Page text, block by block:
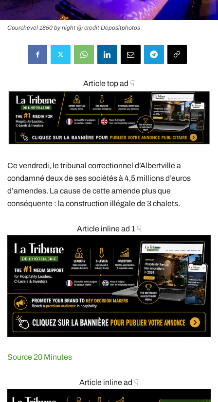
Courchevel 1850 by night @ credit Depositphotos
Article top ad ☟
Ce vendredi, le tribunal correctionnel d’Albertville a
condamné deux de ses sociétés à 4,5 millions d’euros
d’amendes. La cause de cette amende plus que
conséquente : la construction illégale de 3 chalets.
Article inline ad 1 ☟
Source 20 Minutes
Article inline ad ☟